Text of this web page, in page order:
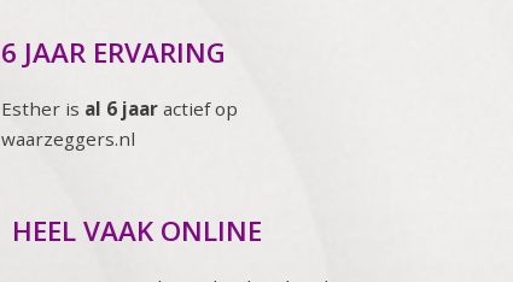
6 JAAR ERVARING
Esther is al 6 jaar actief op
waarzeggers.nl
HEEL VAAK ONLINE